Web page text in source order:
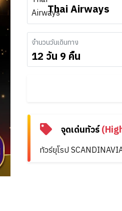
Thai Airways
จำนวนวันเดินทาง
12 วัน 9 คืน
จุดเด่นทัวร์
ทัวร์ยุโรป